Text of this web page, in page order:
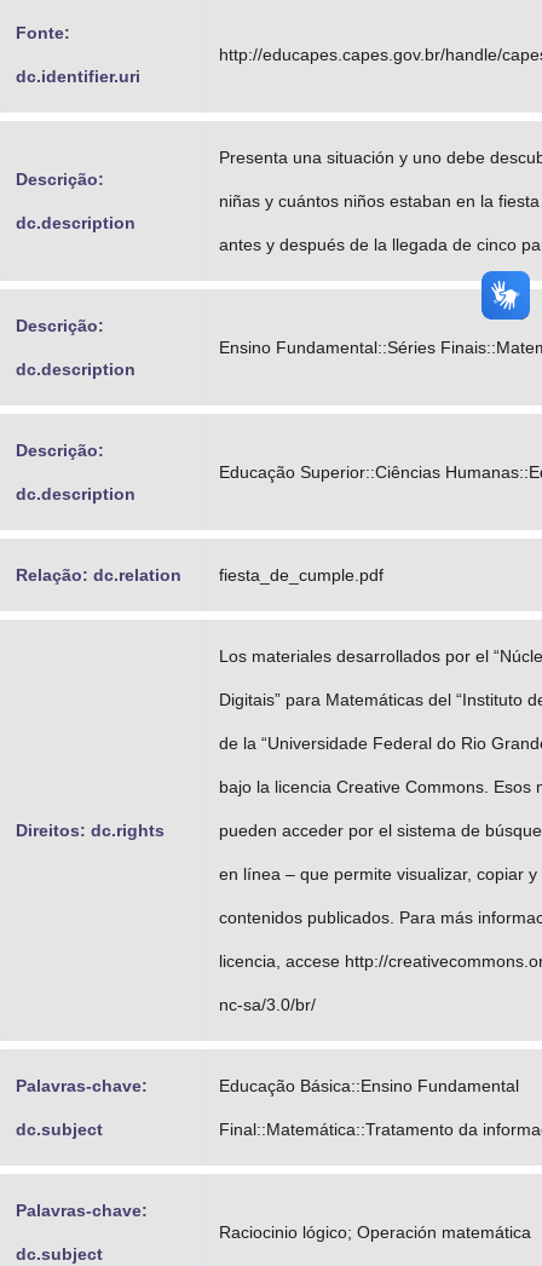
Fonte:
dc.identifier.uri
http://educapes.capes.gov.br/handle/
Descrição:
dc.description
Presenta una situación y uno debe
niñas y cuántos niños estaban en la
antes y después de la llegada de cinco
Descrição:
dc.description
Ensino Fundamental::Séries
Descrição:
dc.description
Educação Superior::Ciências
Relação: dc.relation fiesta_de_cumple.pdf
Direitos: dc.rights
Los materiales desarrollados por el
Digitais” para Matemáticas del “Instituto
de la “Universidade Federal do Rio
bajo la licencia Creative Commons. Esos
pueden acceder por el sistema de
en línea – que permite visualizar, copiar
contenidos publicados. Para más
licencia, accese http://
nc-sa/3.0/br/
Palavras-chave:
dc.subject
Educação Básica::Ensino Fundamental
Final::Matemática::Tratamento da
Palavras-chave:
dc.subject
Raciocinio lógico; Operación matemática